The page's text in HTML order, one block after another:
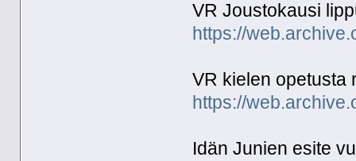
VR Joustokausi
https://
VR kielen opetusta
https://
Idän Junien esite